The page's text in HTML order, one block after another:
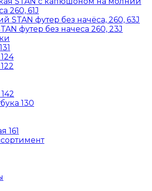
260, 61J
STAN футер без начёса, 260, 63J
футер без начеса 260, 23J
130
161